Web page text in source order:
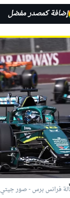
إضافة كمصدر مفضل
فرانس برس - صور جيتي